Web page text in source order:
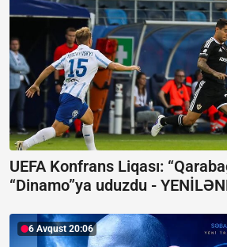
UEFA Konfrans Liqası:
“Dinamo”ya uduzdu -
6 Avqust 20:06